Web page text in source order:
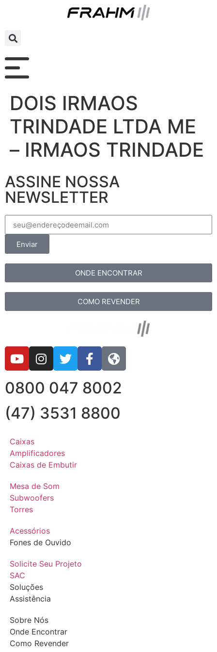
DOIS IRMAOS
TRINDADE LTDA ME
– IRMAOS TRINDADE
ASSINE NOSSA
NEWSLETTER
Enviar
ONDE ENCONTRAR
COMO REVENDER
0800 047 8002
(47) 3531 8800
Caixas
Amplificadores
Caixas de Embutir
Mesa de Som
Subwoofers
Torres
Acessórios
Fones de Ouvido
Solicite Seu Projeto
SAC
Soluções
Assistência
Sobre Nós
Onde Encontrar
Como Revender